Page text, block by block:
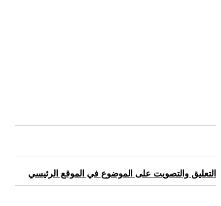
التعليق والتصويت على الموضوع في الموقع الرئيسي